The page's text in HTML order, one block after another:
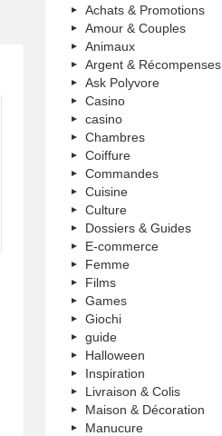
Achats & Promotions
Amour & Couples
Animaux
Argent & Récompenses
Ask Polyvore
Casino
casino
Chambres
Coiffure
Commandes
Cuisine
Culture
Dossiers & Guides
E-commerce
Femme
Films
Games
Giochi
guide
Halloween
Inspiration
Livraison & Colis
Maison & Décoration
Manucure